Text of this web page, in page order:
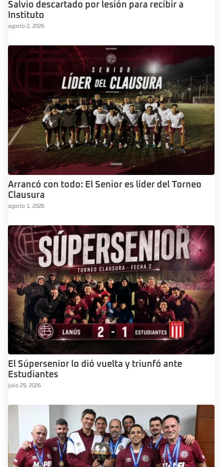
Salvio descartado por lesión para recibir a
Instituto
agosto 2, 2026
Arrancó con todo: El Senior es líder del Torneo
Clausura
agosto 1, 2026
El Súpersenior lo dió vuelta y triunfó ante
Estudiantes
julio 29, 2026